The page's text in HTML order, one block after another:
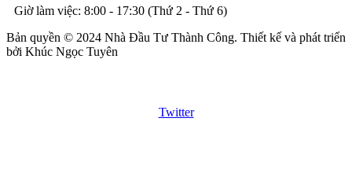
Giờ làm việc: 8:00 - 17:30 (Thứ 2 - Thứ 6)
Bản quyền © 2024 Nhà Đầu Tư Thành Công. Thiết kế và phát triển
bởi Khúc Ngọc Tuyên
Twitter